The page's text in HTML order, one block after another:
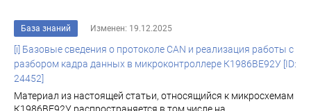
База знаний Изменен: 19.12.2025
[i] Базовые сведения о протоколе CAN и реализация работы с
разбором кадра данных в микроконтроллере К1986BE92У [ID:
24452]
Материал из настоящей статьи, относящийся к микросхемам